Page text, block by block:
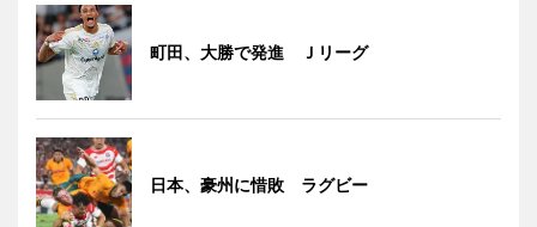
町田、大勝で発進 Ｊリーグ
日本、豪州に惜敗 ラグビー